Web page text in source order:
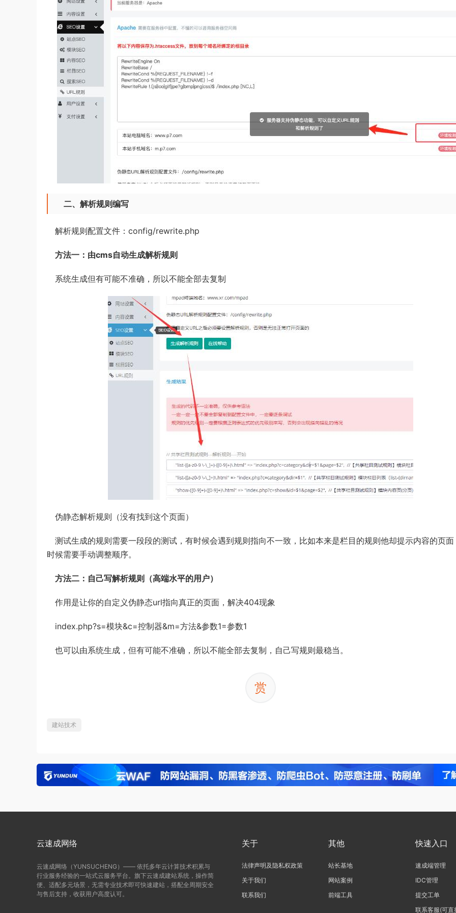
二、解析规则编写
解析规则配置文件：config/rewrite.php
方法一：由cms自动生成解析规则
系统生成但有可能不准确，所以不能全部去复制
伪静态解析规则（没有找到这个页面）
测试生成的规则需要一段段的测试，有时候会遇到规则指向不一致，比如本来是栏目的规则他却提示内容的页面
时候需要手动调整顺序。
方法二：自己写解析规则（高端水平的用户）
作用是让你的自定义伪静态url指向真正的页面，解决404现象
index.php?s=模块&c=控制器&m=方法&参数1=参数1
也可以由系统生成，但有可能不准确，所以不能全部去复制，自己写规则最稳当。
赏
建站技术
云速成网络
云速成网络（YUNSUCHENG）—— 依托多年云计算技术积累与
行业服务经验的一站式云服务平台。旗下云速成建站系统，操作简
便、适配多元场景，无需专业技术即可快速建站，搭配全周期安全
与售后支持，收获用户高度认可。
关于
法律声明及隐私权政策
关于我们
联系我们
其他
站长基地
网站案例
前端工具
快速入口
速成端管理
IDC管理
提交工单
联系客服(可直